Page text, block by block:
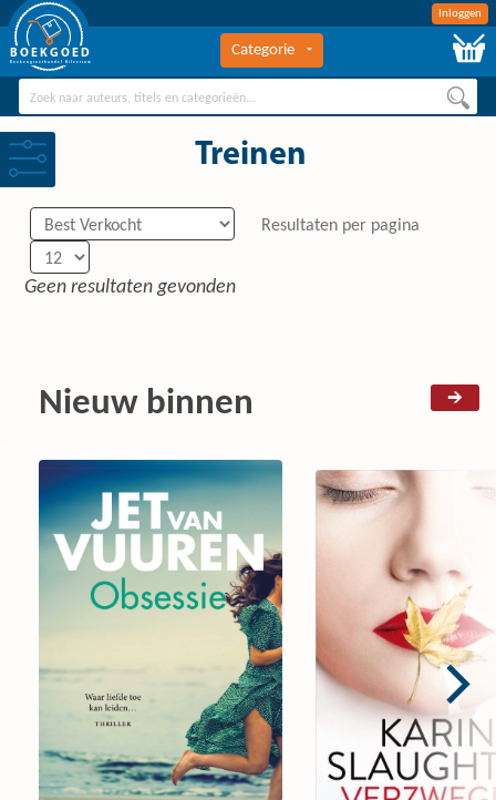
Inloggen
BOEKGOED
Boekengroothandel Hilversum
Categorie
Treinen
Resultaten per pagina
Geen resultaten gevonden
Nieuw binnen